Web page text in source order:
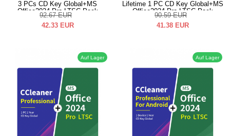
3 PCs CD Key Global+MS
Office2024 Pro LTSC Pack
92.67 EUR
42.33 EUR
Lifetime 1 PC CD Key Global+MS
Office2024 Pro LTSC Pack
90.59 EUR
41.38 EUR
Auf Lager Auf Lager